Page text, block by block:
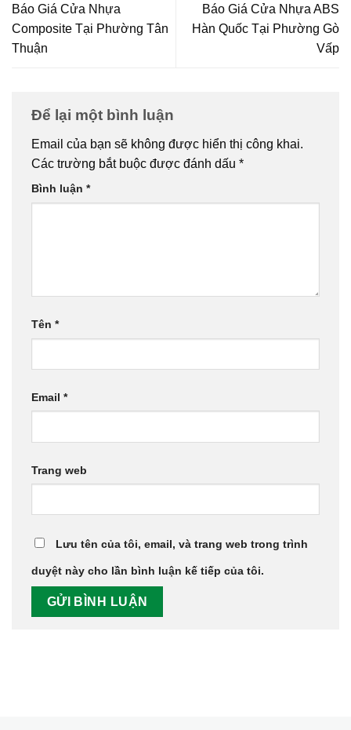
Báo Giá Cửa Nhựa
Composite Tại Phường Tân
Thuận
Báo Giá Cửa Nhựa ABS
Hàn Quốc Tại Phường Gò
Vấp
Để lại một bình luận
Email của bạn sẽ không được hiển thị công khai.
Các trường bắt buộc được đánh dấu *
Bình luận *
Tên *
Email *
Trang web
Lưu tên của tôi, email, và trang web trong trình
duyệt này cho lần bình luận kế tiếp của tôi.